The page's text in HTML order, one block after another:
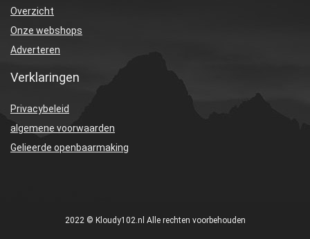
Overzicht
Onze webshops
Adverteren
Verklaringen
Privacybeleid
algemene voorwaarden
Gelieerde openbaarmaking
2022 © Kloudy102.nl Alle rechten voorbehouden